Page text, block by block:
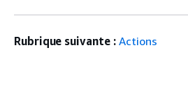
Rubrique suivante : Actions